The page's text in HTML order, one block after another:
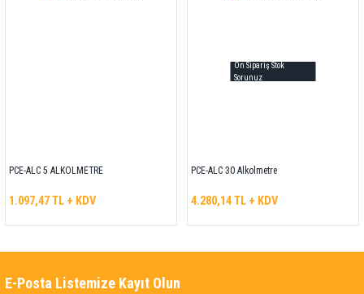
PCE-ALC 5 ALKOLMETRE
1.097,47 TL + KDV
Ön Sipariş Stok
Sorunuz
PCE-ALC 30 Alkolmetre
4.280,14 TL + KDV
E-Posta Listemize Kayıt Olun